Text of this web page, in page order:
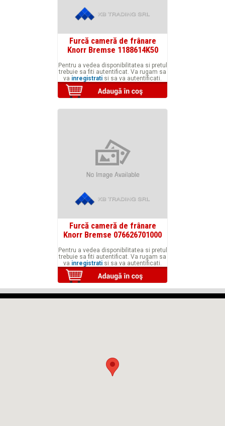
Furcă cameră de frânare
Knorr Bremse 1188614K50
Pentru a vedea disponibilitatea si pretul
trebuie sa fiti autentificat. Va rugam sa
va inregistrati si sa va autentificati.
Furcă cameră de frânare
Knorr Bremse 076626701000
Pentru a vedea disponibilitatea si pretul
trebuie sa fiti autentificat. Va rugam sa
va inregistrati si sa va autentificati.